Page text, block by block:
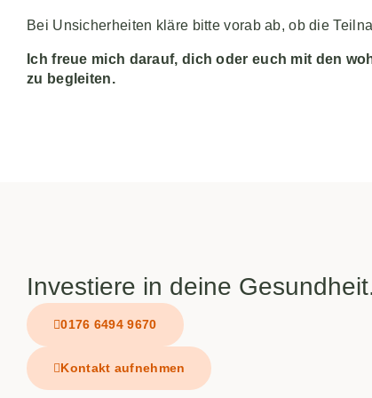
Bei Unsicherheiten kläre bitte vorab ab, ob die
Ich freue mich darauf, dich oder euch mit den
zu begleiten.
Investiere in deine
0176 6494 9670
Kontakt aufnehmen